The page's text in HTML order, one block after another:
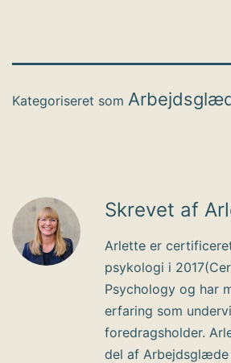
Kategoriseret som
Skrevet af
Arlette er
psykologi i
Psychology og har
erfaring som
foredragsholder.
del af Arbejdsglæde